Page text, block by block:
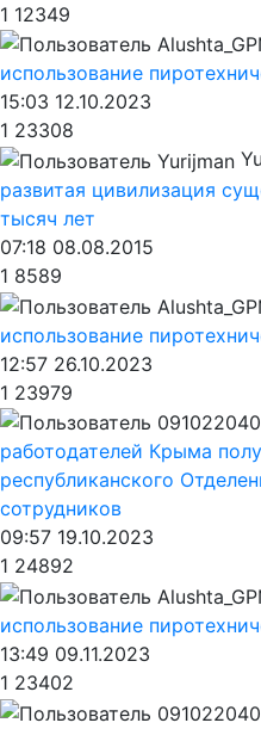
1 12349
использование
15:03 12.10.2023
1 23308
развитая цивилизация
тысяч лет
07:18 08.08.2015
1 8589
использование
12:57 26.10.2023
1 23979
работодателей Крыма
республиканского
сотрудников
09:57 19.10.2023
1 24892
использование
13:49 09.11.2023
1 23402